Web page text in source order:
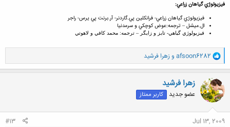
فيزيولوژي گياهان زراعي:
فيزيولوژي گياهان زراعي- فرانکلين پي.گاردنر- آر.برنت پي يرس- راجر
ال.ميشل – ترجمه:عوض کوچکي و سرمدنيا
فيزيولوژي گياهي- تايز و زايگر – ترجمه: محمد کافي و لاهوتي
و
ا
ک
ن
ش
ه
ا
afsoon6282 وزهرا فرشید
زهرا فرشید
عضو جدید کاربر ممتاز
Jul 13, 2009
#13